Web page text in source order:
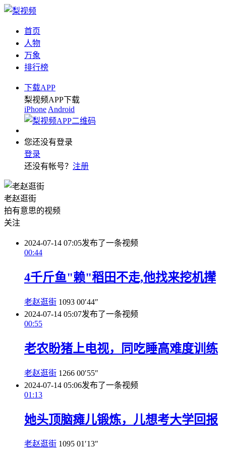
首页
人物
万象
排行榜
下载APP
梨视频APP下载
iPhone Android
您还没有登录
登录
还没有帐号？ 注册
老赵逛街
拍有意思的视频
关注
2024-07-14 07:05发布了一条视频
00:44
4千斤鱼"赖"稻田不走,他找来挖机撵
老赵逛街 1093 00′44″
2024-07-14 05:07发布了一条视频
00:55
老农盼猪上电视，同吃睡高难度训练
老赵逛街 1266 00′55″
2024-07-14 05:06发布了一条视频
01:13
她头顶脑瘫儿锻炼，儿想考大学回报
老赵逛街 1095 01′13″